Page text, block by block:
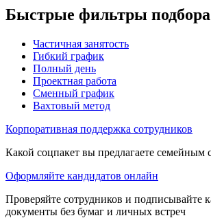
Быстрые фильтры
Частичная занятость
Гибкий график
Полный день
Проектная работа
Сменный график
Вахтовый метод
Корпоративная поддержка сотрудников
Какой соцпакет вы предлагаете семейным
Оформляйте кандидатов онлайн
Проверяйте сотрудников и подписывайте
документы без бумаг и личных встреч